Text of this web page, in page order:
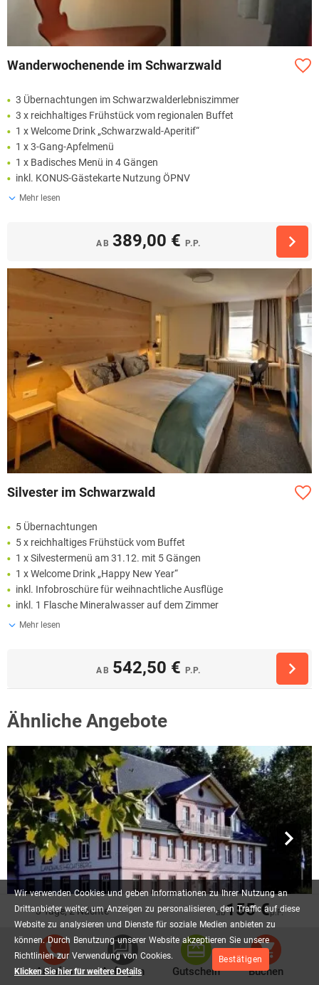
Wir verwenden Cookies und geben Informationen zu Ihrer Nutzung an
Drittanbieter weiter, um Anzeigen zu personalisieren, den Traffic auf diese
Website zu analysieren und Dienste für soziale Medien anbieten zu
können. Durch Benutzung unserer Website akzeptieren Sie unsere
Richtlinien zur Verwendung von Cookies.
Klicken Sie hier für weitere Details
Bestätigen
3 Tage, 2 Nächte ab155 €p.P.
Anrufen Anfragen Gutschein Buchen
Wanderwochenende im Schwarzwald
3 Übernachtungen im Schwarzwalderlebniszimmer
3 x reichhaltiges Frühstück vom regionalen Buffet
1 x Welcome Drink „Schwarzwald-Aperitif“
1 x 3-Gang-Apfelmenü
1 x Badisches Menü in 4 Gängen
inkl. KONUS-Gästekarte Nutzung ÖPNV
Mehr lesen
AB 389,00 € P.P.
Silvester im Schwarzwald
5 Übernachtungen
5 x reichhaltiges Frühstück vom Buffet
1 x Silvestermenü am 31.12. mit 5 Gängen
1 x Welcome Drink „Happy New Year“
inkl. Infobroschüre für weihnachtliche Ausflüge
inkl. 1 Flasche Mineralwasser auf dem Zimmer
Mehr lesen
AB 542,50 € P.P.
Ähnliche Angebote
Route 66 auf schwäbisch
3 Tage, 2 Nächte